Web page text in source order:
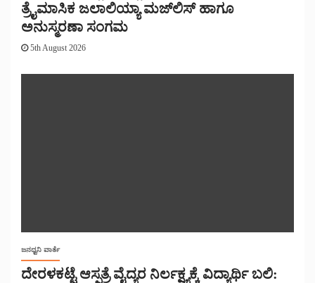
ತ್ರೈಮಾಸಿಕ ಜಲಾಲಿಯ್ಯಾ ಮಜ್‌‌ಲಿಸ್‌‌ ಹಾಗೂ
ಅನುಸ್ಮರಣಾ ಸಂಗಮ
5th August 2026
ಜನಧ್ವನಿ ವಾರ್ತೆ
ದೇರಳಕಟ್ಟೆ ಆಸ್ಪತ್ರೆ ವೈದ್ಯರ ನಿರ್ಲಕ್ಷ್ಯಕ್ಕೆ ವಿದ್ಯಾರ್ಥಿ ಬಲಿ: